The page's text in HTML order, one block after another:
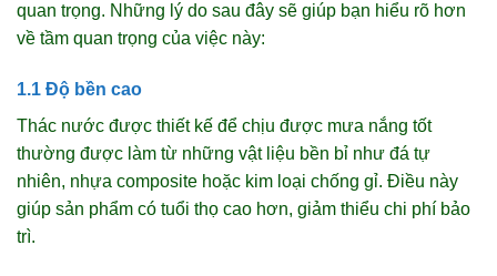
quan trọng. Những lý do sau đây sẽ giúp bạn hiểu rõ hơn
về tầm quan trọng của việc này:
1.1 Độ bền cao
Thác nước được thiết kế để chịu được mưa nắng tốt
thường được làm từ những vật liệu bền bỉ như đá tự
nhiên, nhựa composite hoặc kim loại chống gỉ. Điều này
giúp sản phẩm có tuổi thọ cao hơn, giảm thiểu chi phí bảo
trì.